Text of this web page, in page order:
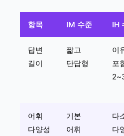
항목 IM 수준 IH
답변
길이
짧고
단답형
이
포
어휘
다양성
기본
어휘
다
다